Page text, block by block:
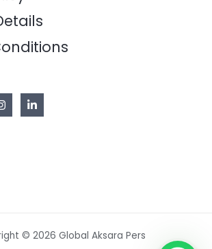
© 2026 Global Aksara Pers